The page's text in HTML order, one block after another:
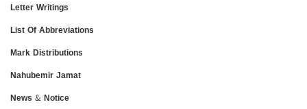
Letter Writings
List Of Abbreviations
Mark Distributions
Nahubemir Jamat
News & Notice